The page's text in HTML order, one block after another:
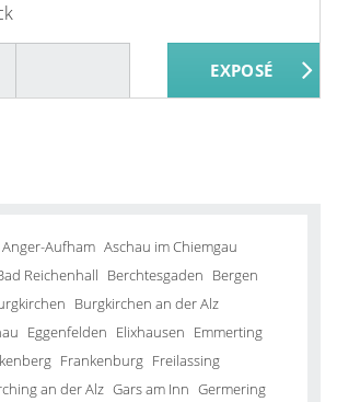
Anger-Aufham Aschau im Chiemgau
Reichenhall Berchtesgaden Bergen
Burgkirchen an der Alz
Eggenfelden Elixhausen Emmerting
Frankenburg Freilassing
an der Alz Gars am Inn Germering